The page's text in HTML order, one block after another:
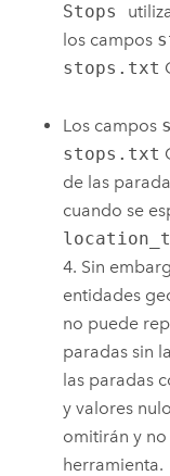
Stops
los campos
stops.txt
Los campos
stops.txt
de las
cuando se
4. Sin
entidades
no puede
paradas sin
las paradas
y valores
omitirán y
herramienta.